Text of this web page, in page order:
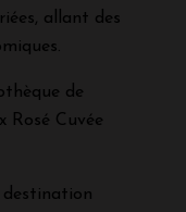
allant des
de
Rosé Cuvée
destination